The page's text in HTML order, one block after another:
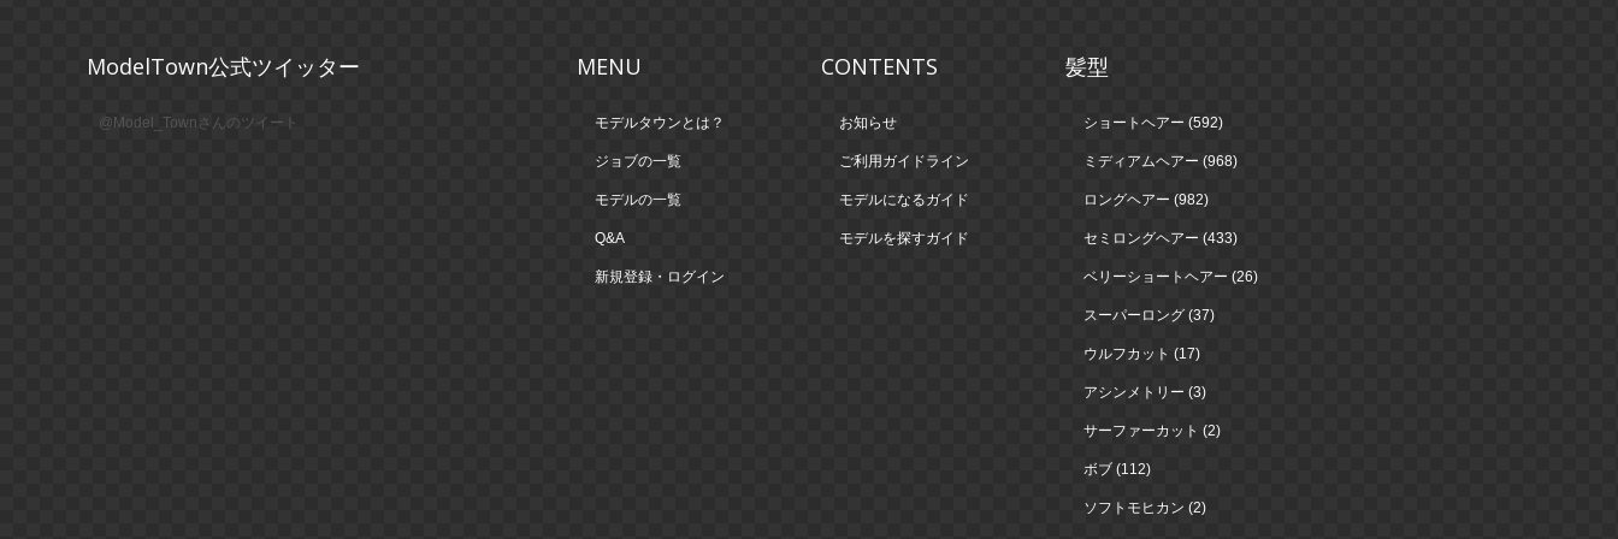
ModelTown公式ツイッター
@Model_Townさんのツイート
MENU
モデルタウンとは？
ジョブの一覧
モデルの一覧
Q&A
新規登録・ログイン
CONTENTS
お知らせ
ご利用ガイドライン
モデルになるガイド
モデルを探すガイド
髪型
ショートヘアー (592)
ミディアムヘアー (968)
ロングヘアー (982)
セミロングヘアー (433)
ベリーショートヘアー (26)
スーパーロング (37)
ウルフカット (17)
アシンメトリー (3)
サーファーカット (2)
ボブ (112)
ソフトモヒカン (2)